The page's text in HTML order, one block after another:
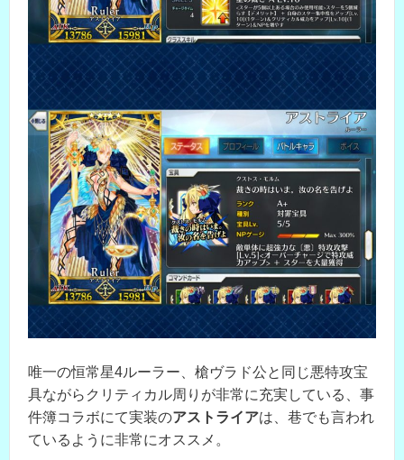
唯一の恒常星4ルーラー、槍ヴラド公と同じ悪特攻宝
具ながらクリティカル周りが非常に充実している、事
件簿コラボにて実装のアストライアは、巷でも言われ
ているように非常にオススメ。